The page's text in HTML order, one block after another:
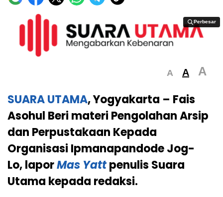
Perbesar
Perbesar
A A A
SUARA UTAMA, Yogyakarta – Fais
Asohul Beri materi Pengolahan Arsip
dan Perpustakaan Kepada
Organisasi Ipmanapandode Jog-
Lo,laporMas Yattpenulis Suara
Utama kepada redaksi.